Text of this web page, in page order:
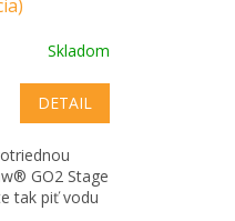
Skladom
DETAIL
GO2 Stage
tak piť vodu